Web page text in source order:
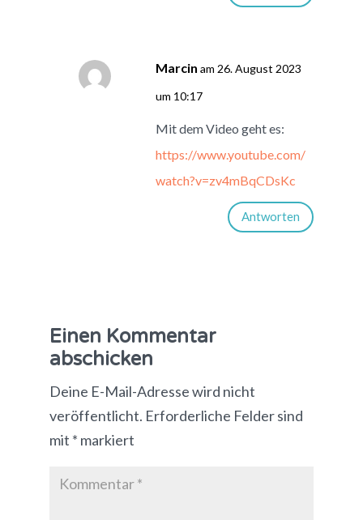
Marcin am 26. August 2023
um 10:17
Mit dem Video geht es:
https://www.youtube.com/
watch?v=zv4mBqCDsKc
Antworten
Einen Kommentar
abschicken
Deine E-Mail-Adresse wird nicht
veröffentlicht. Erforderliche Felder sind
mit * markiert